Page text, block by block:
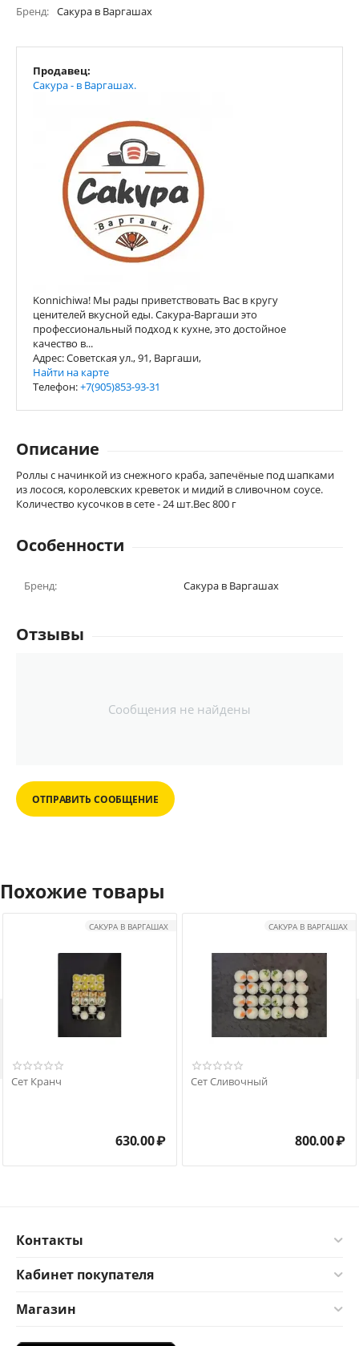
Бренд Сакура в Варгашах
Продавец:
Сакура - в Варгашах.
Konnichiwa! Мы рады приветствовать Вас в кругу
ценителей вкусной еды. Сакура-Варгаши это
профессиональный подход к кухне, это достойное
качество в...
Адрес: Советская ул., 91, Варгаши,
Найти на карте
Телефон:+7(905)853-93-31
Описание
Роллы с начинкой из снежного краба, запечёные под шапками
из лосося, королевских креветок и мидий в сливочном соусе.
Количество кусочков в сете - 24 шт.Вес 800 г
Особенности
Бренд: Сакура в Варгашах
Отзывы
Сообщения не найдены
ОТПРАВИТЬ СООБЩЕНИЕ
Похожие товары
САКУРА В ВАРГАШАХ
Сет Кранч
630.00₽
САКУРА В ВАРГАШАХ
Сет Сливочный
800.00₽
Контакты
Кабинет покупателя
Магазин